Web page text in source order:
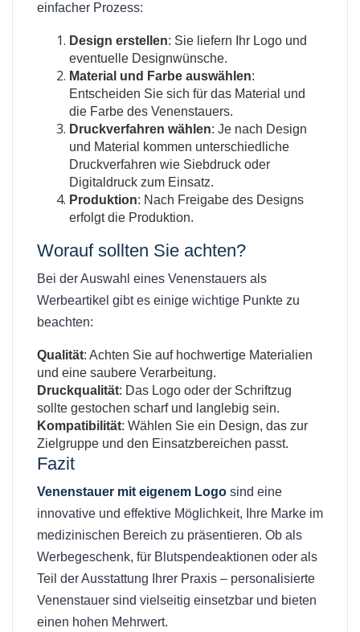
einfacher Prozess:
Design erstellen: Sie liefern Ihr Logo und
eventuelle Designwünsche.
Material und Farbe auswählen:
Entscheiden Sie sich für das Material und
die Farbe des Venenstauers.
Druckverfahren wählen: Je nach Design
und Material kommen unterschiedliche
Druckverfahren wie Siebdruck oder
Digitaldruck zum Einsatz.
Produktion: Nach Freigabe des Designs
erfolgt die Produktion.
Worauf sollten Sie achten?
Bei der Auswahl eines Venenstauers als
Werbeartikel gibt es einige wichtige Punkte zu
beachten:
Qualität: Achten Sie auf hochwertige Materialien
und eine saubere Verarbeitung.
Druckqualität: Das Logo oder der Schriftzug
sollte gestochen scharf und langlebig sein.
Kompatibilität: Wählen Sie ein Design, das zur
Zielgruppe und den Einsatzbereichen passt.
Fazit
Venenstauer mit eigenem Logo sind eine
innovative und effektive Möglichkeit, Ihre Marke im
medizinischen Bereich zu präsentieren. Ob als
Werbegeschenk, für Blutspendeaktionen oder als
Teil der Ausstattung Ihrer Praxis – personalisierte
Venenstauer sind vielseitig einsetzbar und bieten
einen hohen Mehrwert.